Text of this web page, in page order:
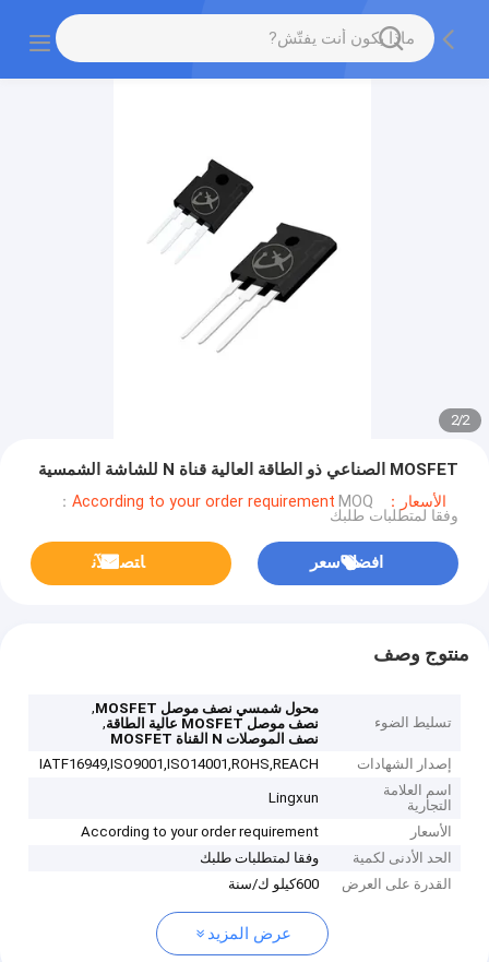
2
/
2
MOSFET الصناعي ذو الطاقة العالية قناة N للشاشة الشمسية
الأسعار：According to your order requirement MOQ：
وفقا لمتطلبات طلبك
افضل سعر ﺎﺘﺼﻟ ﺍﻶﻧ
منتوج وصف
تسليط الضوء
محول شمسي نصف موصل MOSFET
,
نصف موصل MOSFET عالية الطاقة
,
نصف الموصلات N القناة MOSFET
إصدار الشهادات
IATF16949,ISO9001,ISO14001,ROHS,REACH
اسم العلامة
التجارية
Lingxun
الأسعار
According to your order requirement
الحد الأدنى لكمية
وفقا لمتطلبات طلبك
القدرة على العرض
600كيلو ك/سنة
عرض المزيد